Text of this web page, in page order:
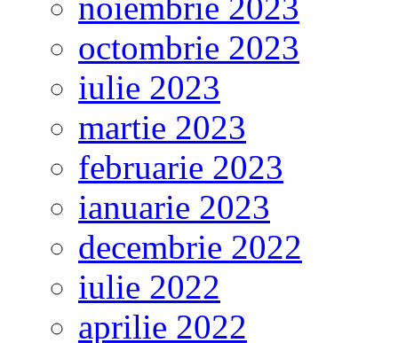
octombrie 2023
iulie 2023
martie 2023
februarie 2023
ianuarie 2023
decembrie 2022
iulie 2022
aprilie 2022